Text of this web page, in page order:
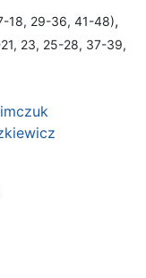
18, 29-36, 41-48),
23, 25-28, 37-39,